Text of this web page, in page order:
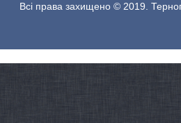
Всі права захищено © 2019.